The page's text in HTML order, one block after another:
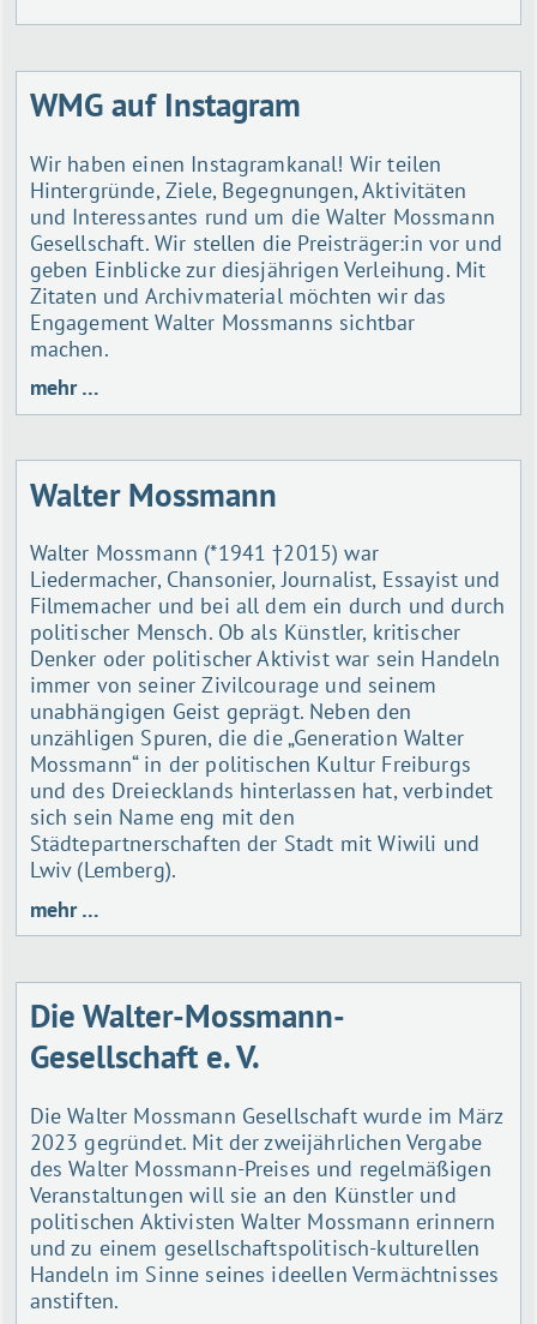
WMG auf Instagram
Wir haben einen Instagramkanal! Wir teilen
Hintergründe, Ziele, Begegnungen, Aktivitäten
und Interessantes rund um die Walter Mossmann
Gesellschaft. Wir stellen die Preisträger:in vor und
geben Einblicke zur diesjährigen Verleihung. Mit
Zitaten und Archivmaterial möchten wir das
Engagement Walter Mossmanns sichtbar
machen.
mehr …
Walter Mossmann
Walter Mossmann (*1941 †2015) war
Liedermacher, Chansonier, Journalist, Essayist und
Filmemacher und bei all dem ein durch und durch
politischer Mensch. Ob als Künstler, kritischer
Denker oder politischer Aktivist war sein Handeln
immer von seiner Zivilcourage und seinem
unabhängigen Geist geprägt. Neben den
unzähligen Spuren, die die „Generation Walter
Mossmann“ in der politischen Kultur Freiburgs
und des Dreiecklands hinterlassen hat, verbindet
sich sein Name eng mit den
Städtepartnerschaften der Stadt mit Wiwili und
Lwiv (Lemberg).
mehr …
Die Walter-Mossmann-
Gesellschaft e. V.
Die Walter Mossmann Gesellschaft wurde im März
2023 gegründet. Mit der zweijährlichen Vergabe
des Walter Mossmann-Preises und regelmäßigen
Veranstaltungen will sie an den Künstler und
politischen Aktivisten Walter Mossmann erinnern
und zu einem gesellschaftspolitisch-kulturellen
Handeln im Sinne seines ideellen Vermächtnisses
anstiften.